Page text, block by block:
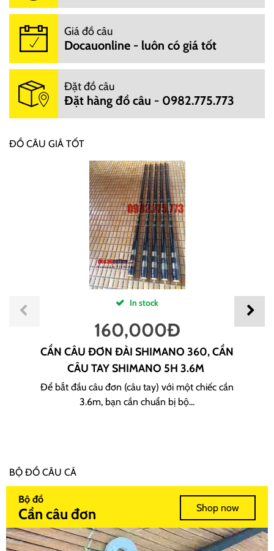
Giá đồ câu
Docauonline - luôn có giá tốt
Đặt đồ câu
Đặt hàng đồ câu - 0982.775.773
ĐỒ CÂU GIÁ TỐT
In stock
160,000Đ
CẦN CÂU ĐƠN ĐÀI SHIMANO 360, CẦN
CÂU TAY SHIMANO 5H 3.6M
Để bắt đầu câu đơn (câu tay) với một chiếc cần
3.6m, bạn cần chuẩn bị bộ...
BỘ ĐỒ CÂU CÁ
Bộ đồ
Cần câu đơn Shop now